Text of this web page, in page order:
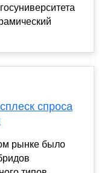
спроса
рынке было